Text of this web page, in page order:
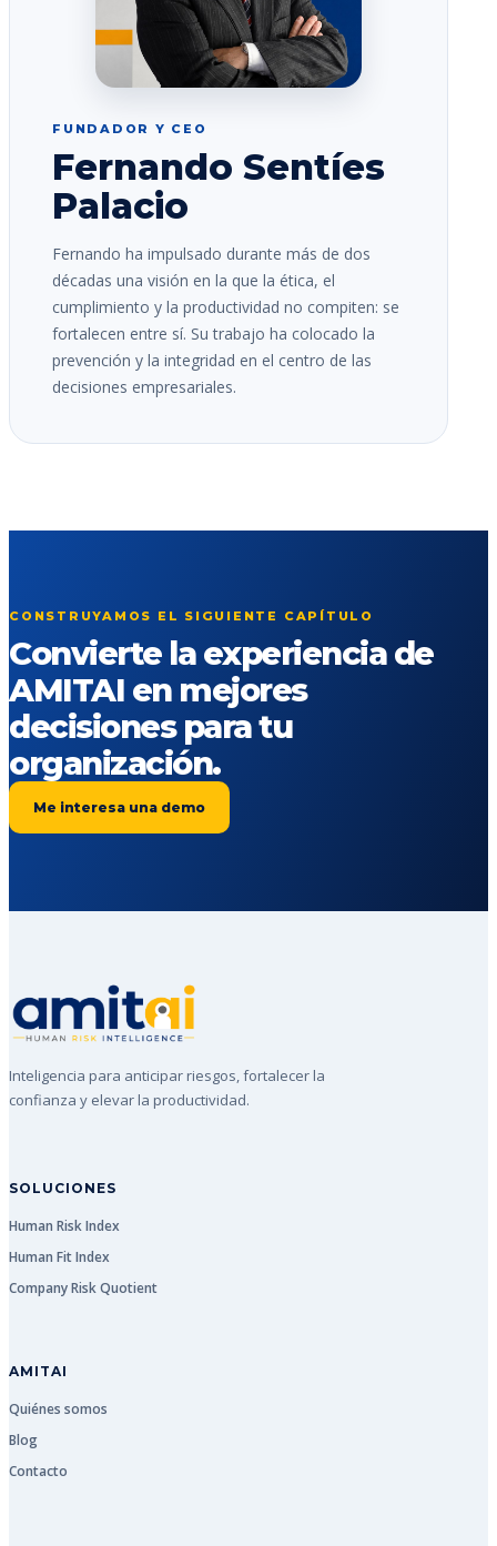
FUNDADOR Y CEO
Fernando Sentíes
Palacio
Fernando ha impulsado durante más de dos
décadas una visión en la que la ética, el
cumplimiento y la productividad no compiten: se
fortalecen entre sí. Su trabajo ha colocado la
prevención y la integridad en el centro de las
decisiones empresariales.
CONSTRUYAMOS EL SIGUIENTE CAPÍTULO
Convierte la experiencia de
AMITAI en mejores
decisiones para tu
organización.
Me interesa una demo
Inteligencia para anticipar riesgos, fortalecer la
confianza y elevar la productividad.
SOLUCIONES
Human Risk Index
Human Fit Index
Company Risk Quotient
AMITAI
Quiénes somos
Blog
Contacto